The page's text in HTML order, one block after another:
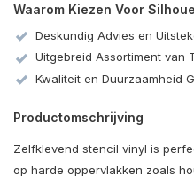
Waarom Kiezen Voor
Deskundig Advies en
Uitgebreid Assortiment van
Kwaliteit en Duurzaamheid
Productomschrijving
Zelfklevend stencil vinyl is
op harde oppervlakken zoals